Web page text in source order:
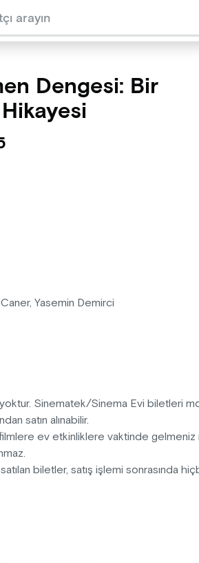
Dengesi: Bir
Yasemin Demirci
Sinematek/Sinema Evi biletleri
satın alınabilir.
ev etkinliklere vaktinde gelmeniz
biletler, satış işlemi sonrasında
etkinliklerin farklı kanallardan